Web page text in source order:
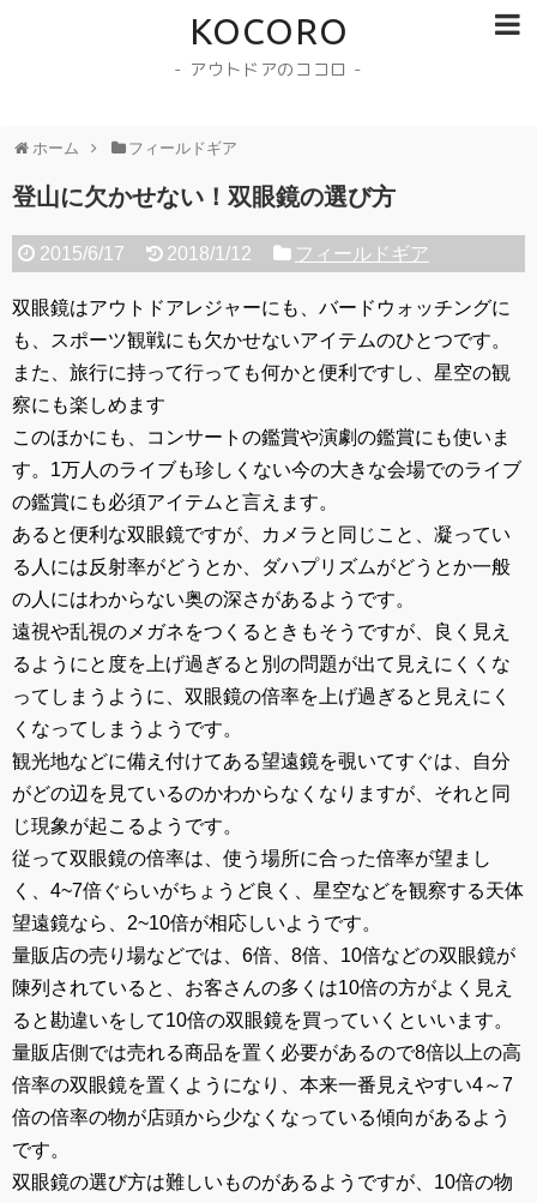
KOCORO
- アウトドアのココロ -
ホーム フィールドギア
登山に欠かせない！双眼鏡の選び方
2015/6/17 2018/1/12 フィールドギア
双眼鏡はアウトドアレジャーにも、バードウォッチングに
も、スポーツ観戦にも欠かせないアイテムのひとつです。
また、旅行に持って行っても何かと便利ですし、星空の観
察にも楽しめます
このほかにも、コンサートの鑑賞や演劇の鑑賞にも使いま
す。1万人のライブも珍しくない今の大きな会場でのライブ
の鑑賞にも必須アイテムと言えます。
あると便利な双眼鏡ですが、カメラと同じこと、凝ってい
る人には反射率がどうとか、ダハプリズムがどうとか一般
の人にはわからない奥の深さがあるようです。
遠視や乱視のメガネをつくるときもそうですが、良く見え
るようにと度を上げ過ぎると別の問題が出て見えにくくな
ってしまうように、双眼鏡の倍率を上げ過ぎると見えにく
くなってしまうようです。
観光地などに備え付けてある望遠鏡を覗いてすぐは、自分
がどの辺を見ているのかわからなくなりますが、それと同
じ現象が起こるようです。
従って双眼鏡の倍率は、使う場所に合った倍率が望まし
く、4~7倍ぐらいがちょうど良く、星空などを観察する天体
望遠鏡なら、2~10倍が相応しいようです。
量販店の売り場などでは、6倍、8倍、10倍などの双眼鏡が
陳列されていると、お客さんの多くは10倍の方がよく見え
ると勘違いをして10倍の双眼鏡を買っていくといいます。
量販店側では売れる商品を置く必要があるので8倍以上の高
倍率の双眼鏡を置くようになり、本来一番見えやすい4～7
倍の倍率の物が店頭から少なくなっている傾向があるよう
です。
双眼鏡の選び方は難しいものがあるようですが、10倍の物